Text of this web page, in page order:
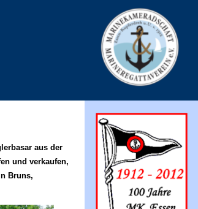
aus der
und verkaufen,
Bruns,